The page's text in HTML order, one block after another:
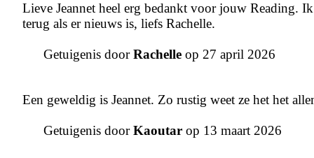
Lieve Jeannet heel erg bedankt voor jouw Reading.
terug als er nieuws is, liefs Rachelle.
Getuigenis doorRachelle op 27 april 2026
Een geweldig is Jeannet. Zo rustig weet ze het het
Getuigenis doorKaoutar op 13 maart 2026